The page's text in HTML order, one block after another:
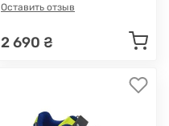
Оставить отзыв
2 690 ₴